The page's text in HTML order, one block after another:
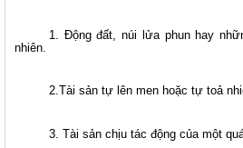
1. Động đất, núi lửa phun hay
nhiên.
2.Tài sản tự lên men hoặc tự toả
3. Tài sản chịu tác động của một